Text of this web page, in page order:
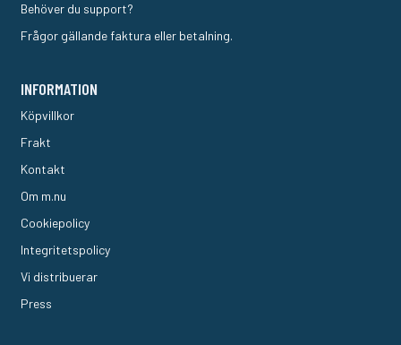
Behöver du support?
Frågor gällande faktura eller betalning.
INFORMATION
Köpvillkor
Frakt
Kontakt
Om m.nu
Cookiepolicy
Integritetspolicy
Vi distribuerar
Press